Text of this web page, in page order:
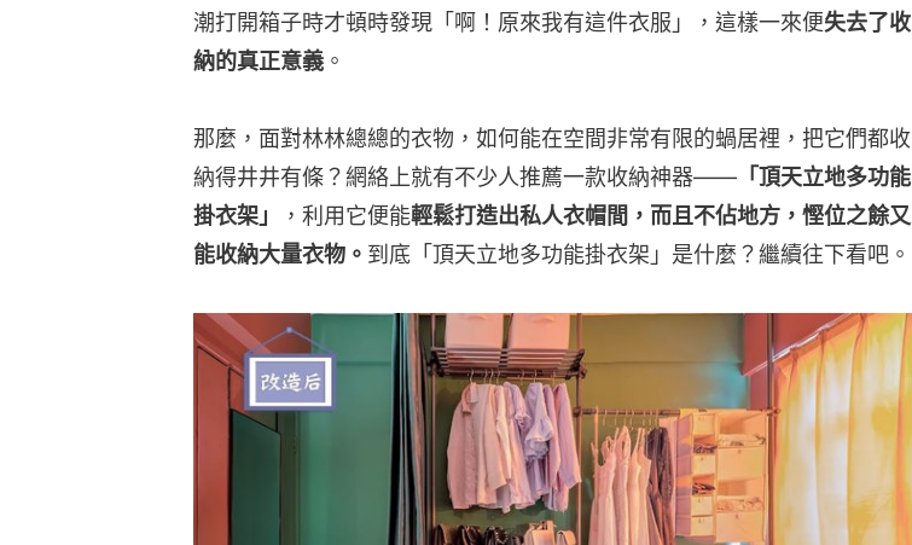
潮打開箱子時才頓時發現「啊！原來我有這件衣服」，這樣一來便失去了收
納的真正意義 。
那麼，面對林林總總的衣物，如何能在空間非常有限的蝸居裡，把它們都收
納得井井有條？網絡上就有不少人推薦一款收納神器—— 「頂天立地多功能
掛衣架」
，利用它便能輕鬆打造出私人衣帽間，而且不佔地方，慳位之餘又
能收納大量衣物。 到底「頂天立地多功能掛衣架」是什麼？繼續往下看吧。